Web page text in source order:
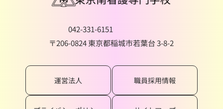
042-331-6151
〒206-0824 東京都稲城市若葉台 3-8-2
運営法人 職員採用情報